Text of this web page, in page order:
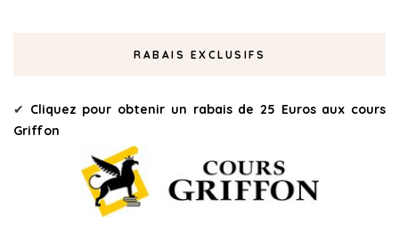
RABAIS EXCLUSIFS
✔ Cliquez pour obtenir un rabais de 25 Euros aux cours
Griffon